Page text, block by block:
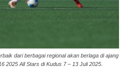
dari berbagai regional akan berlaga di ajang
2025 All Stars di Kudus 7 – 13 Juli 2025.